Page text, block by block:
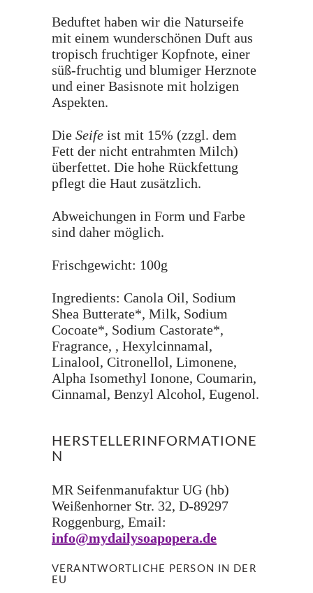
Beduftet haben wir die Naturseife
mit einem wunderschönen Duft aus
tropisch fruchtiger Kopfnote, einer
süß-fruchtig und blumiger Herznote
und einer Basisnote mit holzigen
Aspekten.
Die Seife ist mit 15% (zzgl. dem
Fett der nicht entrahmten Milch)
überfettet. Die hohe Rückfettung
pflegt die Haut zusätzlich.
Abweichungen in Form und Farbe
sind daher möglich.
Frischgewicht: 100g
Ingredients: Canola Oil, Sodium
Shea Butterate*, Milk, Sodium
Cocoate*, Sodium Castorate*,
Fragrance, , Hexylcinnamal,
Linalool, Citronellol, Limonene,
Alpha Isomethyl Ionone, Coumarin,
Cinnamal, Benzyl Alcohol, Eugenol.
HERSTELLERINFORMATIONE
N
MR Seifenmanufaktur UG (hb)
Weißenhorner Str. 32, D-89297
Roggenburg, Email:
info@mydailysoapopera.de
VERANTWORTLICHE PERSON IN DER
EU